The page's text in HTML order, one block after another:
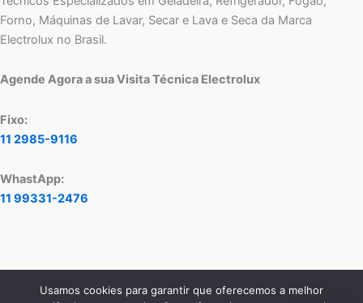
Forno, Máquinas de Lavar, Secar e Lava e Seca da Marca
Electrolux no Brasil.
Agende Agora a sua Visita Técnica Electrolux
Fixo:
11 2985-9116
WhastApp:
11 99331-2476
Usamos cookies para garantir que oferecemos a melhor